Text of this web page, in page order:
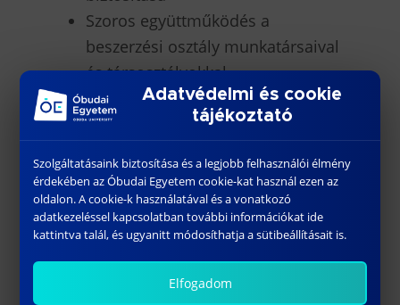
Szoros együttműködés a
beszerzési osztály munkatársaival
és társosztályokkal
Ideális jelölt vagy, ha:
van (vegyész, könnyűipari vagy
minőségügyi mérnök)
Ismered a termékekkel
kapcsolatos jogszabályokat,
direktívákat és sztenderdeket
Adatvédelmi és cookie
tájékoztató
Szolgáltatásaink biztosítása és a legjobb felhasználói élmény
érdekében az Óbudai Egyetem cookie-kat használ ezen az
oldalon. A cookie-k használatával és a vonatkozó
adatkezeléssel kapcsolatban további információkat ide
kattintva talál, és ugyanitt módosíthatja a sütibeállításait is.
Elfogadom